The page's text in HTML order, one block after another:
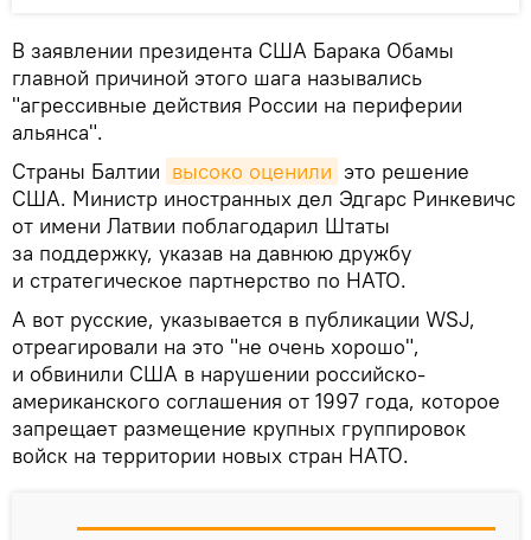
В заявлении президента США Барака Обамы
главной причиной этого шага назывались
"агрессивные действия России на периферии
альянса".
Страны Балтии высоко оценили это решение
США. Министр иностранных дел Эдгарс Ринкевичс
от имени Латвии поблагодарил Штаты
за поддержку, указав на давнюю дружбу
и стратегическое партнерство по НАТО.
А вот русские, указывается в публикации WSJ,
отреагировали на это "не очень хорошо",
и обвинили США в нарушении российско-
американского соглашения от 1997 года, которое
запрещает размещение крупных группировок
войск на территории новых стран НАТО.